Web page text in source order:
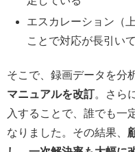
エスカレーション（
ことで対応が長引い
そこで、録画データを分
マニュアルを改訂。さら
入することで、誰でも一
なりました。その結果、